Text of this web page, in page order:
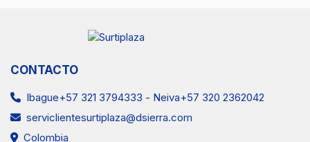
CONTACTO
Ibague+57 321 3794333 - Neiva+57 320 2362042
serviclientesurtiplaza@dsierra.com
Colombia